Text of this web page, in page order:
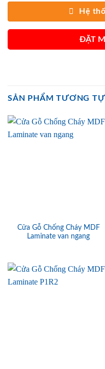
Hệ
ĐẶT
SẢN PHẨM TƯƠNG TỰ
Cửa Gỗ Chống Cháy MDF
Laminate van ngang